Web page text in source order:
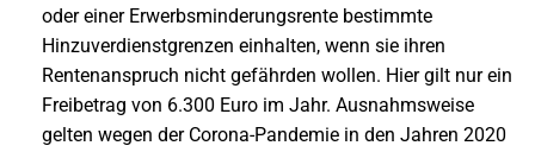
oder einer Erwerbsminderungsrente bestimmte
Hinzuverdienstgrenzen einhalten, wenn sie ihren
Rentenanspruch nicht gefährden wollen. Hier gilt nur ein
Freibetrag von 6.300 Euro im Jahr. Ausnahmsweise
gelten wegen der Corona-Pandemie in den Jahren 2020